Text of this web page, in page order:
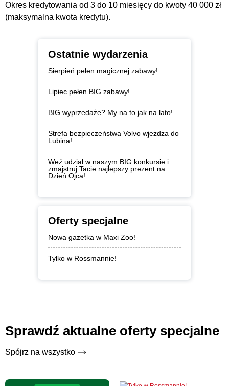
Okres kredytowania od 3 do 10 miesięcy do kwoty 40 000 zł
(maksymalna kwota kredytu).
Ostatnie wydarzenia
Sierpień pełen magicznej zabawy!
Lipiec pełen BIG zabawy!
BIG wyprzedaże? My na to jak na lato!
Strefa bezpieczeństwa Volvo wjeżdża do
Lubina!
Weź udział w naszym BIG konkursie i
zmajstruj Tacie najlepszy prezent na
Dzień Ojca!
Oferty specjalne
Nowa gazetka w Maxi Zoo!
Tylko w Rossmannie!
Sprawdź aktualne oferty specjalne
Spójrz na wszystko